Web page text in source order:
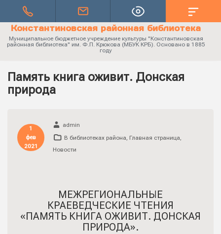
Константиновская районная библиотека
Муниципальное бюджетное учреждение культуры "Константиновская
районная библиотека" им. Ф.П. Крюкова (МБУК КРБ). Основано в 1885
году
Память книга оживит. Донская
природа
1
фев
2021
admin
В библиотеках района, Главная страница,
Новости
МЕЖРЕГИОНАЛЬНЫЕ
КРАЕВЕДЧЕСКИЕ ЧТЕНИЯ
«ПАМЯТЬ КНИГА ОЖИВИТ. ДОНСКАЯ
ПРИРОДА».